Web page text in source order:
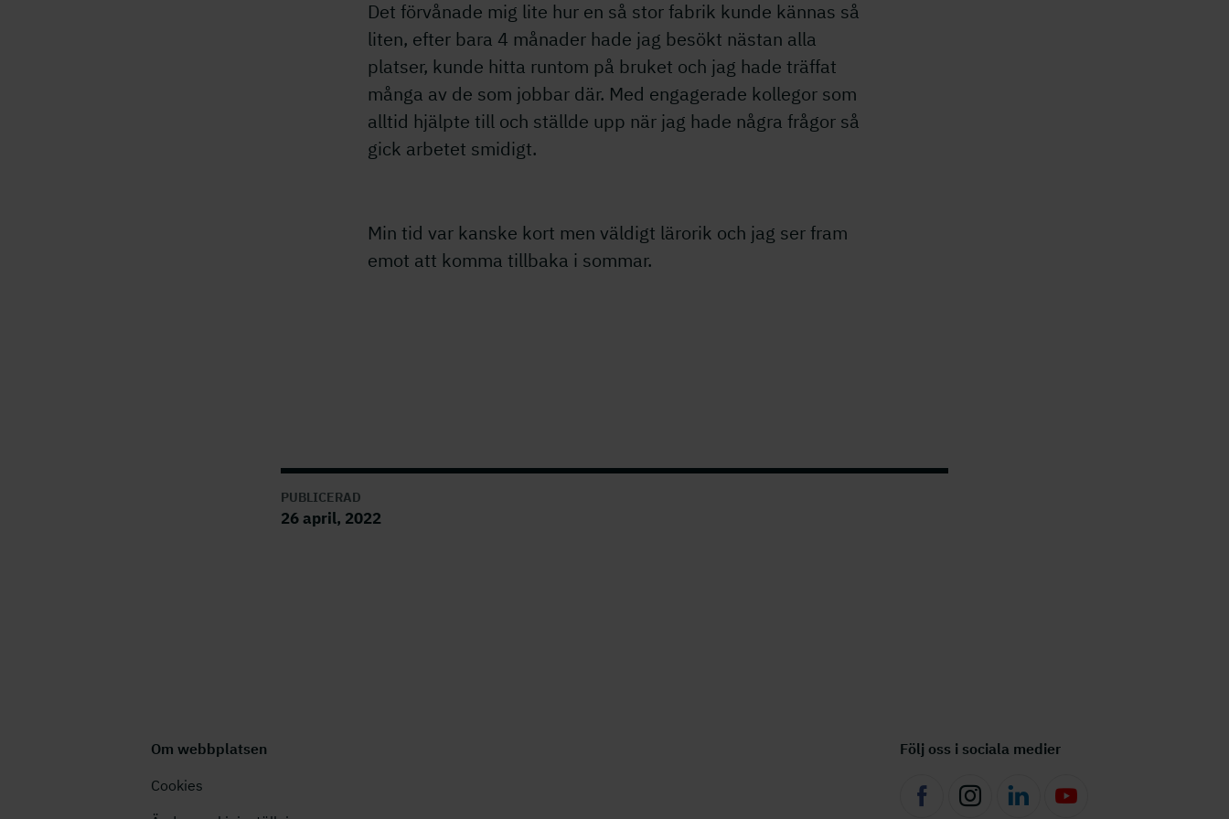
Det förvånade mig lite hur en så stor fabrik kunde kännas så
liten, efter bara 4 månader hade jag besökt nästan alla
platser, kunde hitta runtom på bruket och jag hade träffat
många av de som jobbar där. Med engagerade kollegor som
alltid hjälpte till och ställde upp när jag hade några frågor så
gick arbetet smidigt.
Min tid var kanske kort men väldigt lärorik och jag ser fram
emot att komma tillbaka i sommar.
PUBLICERAD
26 april, 2022
Om webbplatsen
Cookies
Följ oss i sociala medier